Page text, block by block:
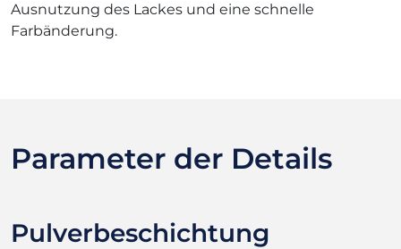
Ausnutzung des Lackes und eine schnelle
Farbänderung.
Parameter der Details
Pulverbeschichtung